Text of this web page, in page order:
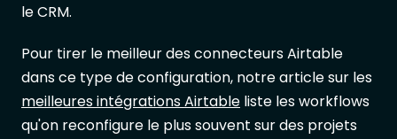
le CRM.
Pour tirer le meilleur des connecteurs Airtable
dans ce type de configuration, notre article sur les
meilleures intégrations Airtable liste les workflows
qu'on reconfigure le plus souvent sur des projets